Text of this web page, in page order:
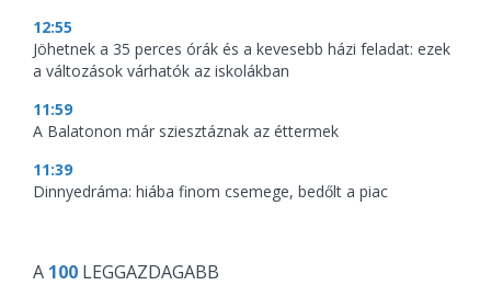
12:55
Jöhetnek a 35 perces órák és a kevesebb házi feladat: ezek
a változások várhatók az iskolákban
11:59
A Balatonon már sziesztáznak az éttermek
11:39
Dinnyedráma: hiába finom csemege, bedőlt a piac
A 100 LEGGAZDAGABB